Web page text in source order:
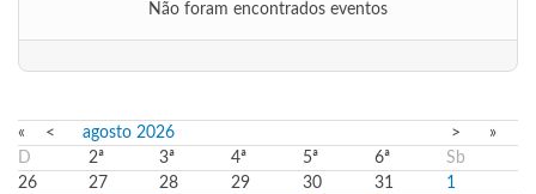
Não foram encontrados eventos
« < agosto 2026 >
»
D
2ª 3ª 4ª 5ª 6ª
Sb
26
27 28 29 30 31
1